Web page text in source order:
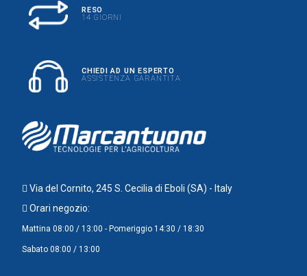
RESO
14 GIORNI
CHIEDI AD UN ESPERTO
ASSISTENZA GARANTITA
Via del Cornito, 245 S. Cecilia di Eboli (SA) - Italy
Orari negozio:
Mattina 08:00 / 13:00 - Pomeriggio 14:30 / 18:30
Sabato 08:00 / 13:00